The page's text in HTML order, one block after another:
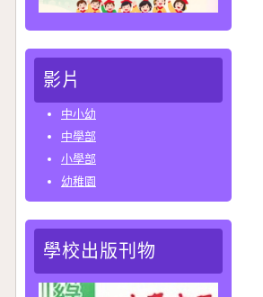
影片
中小幼
中學部
小學部
幼稚園
學校出版刊物